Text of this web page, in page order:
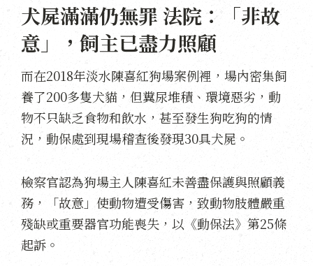
犬屍滿滿仍無罪 法院：「非故
意」，飼主已盡力照顧
而在2018年淡水陳喜紅狗場案例裡，場內密集飼
養了200多隻犬貓，但糞尿堆積、環境惡劣，動
物不只缺乏食物和飲水，甚至發生狗吃狗的情
況，動保處到現場稽查後發現30具犬屍。
檢察官認為狗場主人陳喜紅未善盡保護與照顧義
務，「故意」使動物遭受傷害，致動物肢體嚴重
殘缺或重要器官功能喪失，以《動保法》第25條
起訴。